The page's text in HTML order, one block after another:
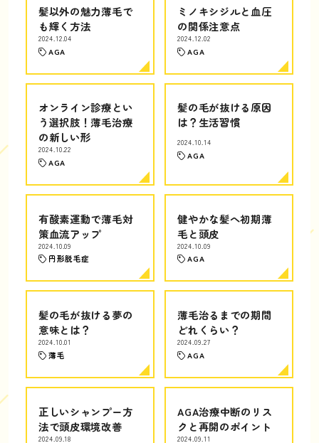
髪以外の魅力薄毛で
も輝く方法
2024.12.04
AGA
ミノキシジルと血圧
の関係注意点
2024.12.02
AGA
オンライン診療とい
う選択肢！薄毛治療
の新しい形
2024.10.22
AGA
髪の毛が抜ける原因
は？生活習慣
2024.10.14
AGA
有酸素運動で薄毛対
策血流アップ
2024.10.09
円形脱毛症
健やかな髪へ初期薄
毛と頭皮
2024.10.09
AGA
髪の毛が抜ける夢の
意味とは？
2024.10.01
薄毛
薄毛治るまでの期間
どれくらい？
2024.09.27
AGA
正しいシャンプー方
法で頭皮環境改善
2024.09.18
AGA治療中断のリス
クと再開のポイント
2024.09.11